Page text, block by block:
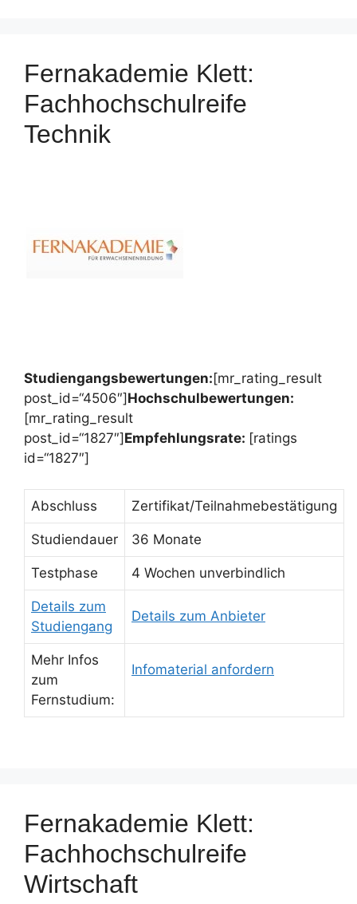
Fernakademie Klett:
Fachhochschulreife
Technik
Studiengangsbewertungen: [mr_rating_result
post_id=“4506″] Hochschulbewertungen:
[mr_rating_result
post_id=“1827″] Empfehlungsrate: [ratings
id=“1827″]
Abschluss Zertifikat/Teilnahmebestätigung
Studiendauer 36 Monate
Testphase 4 Wochen unverbindlich
Details zum
Studiengang
Details zum Anbieter
Mehr Infos
zum
Fernstudium:
Infomaterial anfordern
Fernakademie Klett:
Fachhochschulreife
Wirtschaft